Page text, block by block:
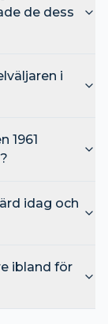
de dess
i
1961
idag och
ibland för